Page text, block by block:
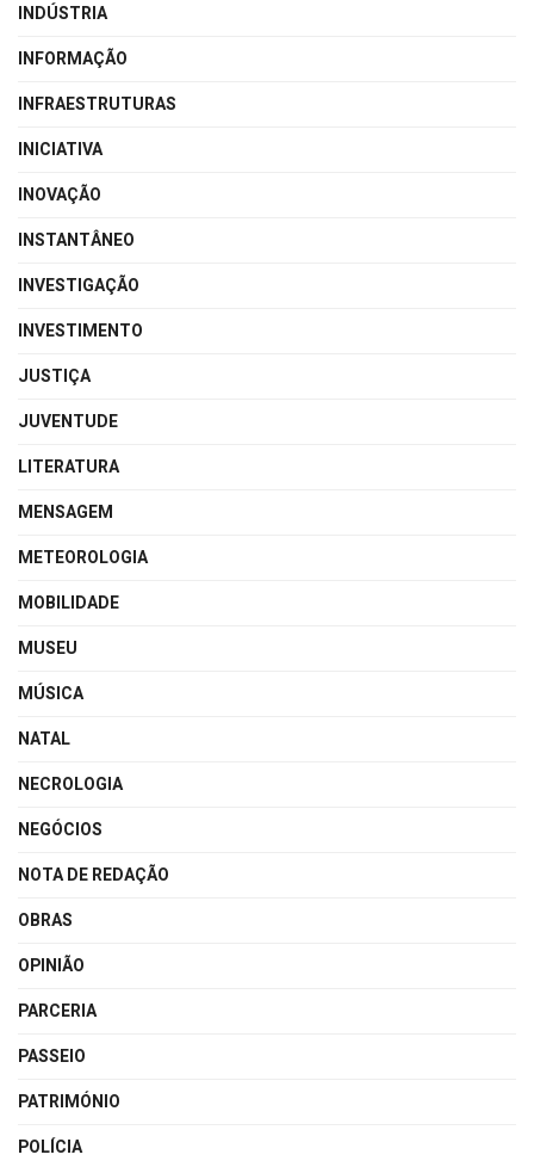
INDÚSTRIA
INFORMAÇÃO
INFRAESTRUTURAS
INICIATIVA
INOVAÇÃO
INSTANTÂNEO
INVESTIGAÇÃO
INVESTIMENTO
JUSTIÇA
JUVENTUDE
LITERATURA
MENSAGEM
METEOROLOGIA
MOBILIDADE
MUSEU
MÚSICA
NATAL
NECROLOGIA
NEGÓCIOS
NOTA DE REDAÇÃO
OBRAS
OPINIÃO
PARCERIA
PASSEIO
PATRIMÓNIO
POLÍCIA